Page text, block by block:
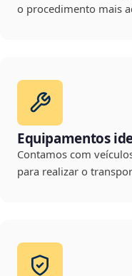
o procedimento mais
Equipamentos
Contamos com
para realizar o